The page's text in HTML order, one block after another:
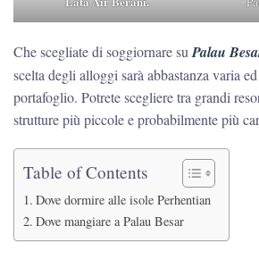
Che scegliate di soggiornare su Palau
scelta degli alloggi sarà abbastanza varia
portafoglio. Potrete scegliere tra grandi
strutture più piccole e probabilmente più
Table of Contents
Dove dormire alle isole Perhentian
Dove mangiare a Palau Besar